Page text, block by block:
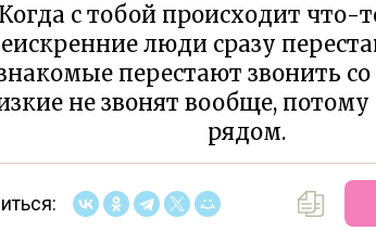
Когда с тобой происходит что-
люди сразу
перестают звонить
не звонят вообще, потому
рядом.